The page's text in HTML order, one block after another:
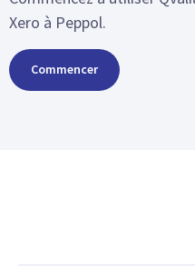
Xero à Peppol.
Commencer